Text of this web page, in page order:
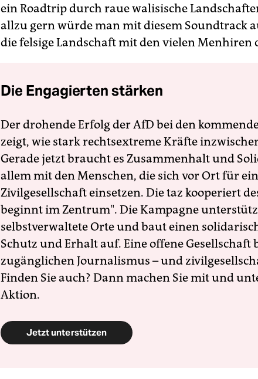
ein Roadtrip durch raue walisische
allzu gern würde man mit diesem Soundtrack
die felsige Landschaft mit den vielen Menhiren
Die Engagierten stärken
Der drohende Erfolg der AfD bei den
zeigt, wie stark rechtsextreme Kräfte
Gerade jetzt braucht es Zusammenhalt und
allem mit den Menschen, die sich vor Ort für
Zivilgesellschaft einsetzen. Die taz kooperiert
beginnt im Zentrum". Die Kampagne
selbstverwaltete Orte und baut einen
Schutz und Erhalt auf. Eine offene
zugänglichen Journalismus – und
Finden Sie auch? Dann machen Sie mit und
Aktion.
Jetzt unterstützen